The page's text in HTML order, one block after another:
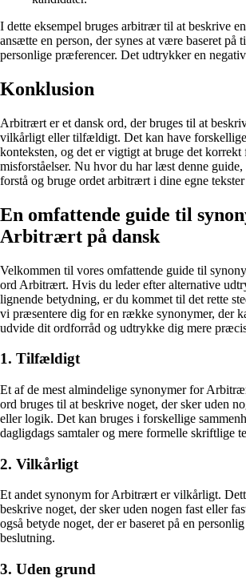
I dette eksempel bruges arbitrær til at beskrive
ansætte en person, der synes at være baseret på
personlige præferencer. Det udtrykker en
Konklusion
Arbitrært er et dansk ord, der bruges til at
vilkårligt eller tilfældigt. Det kan have
konteksten, og det er vigtigt at bruge det korrekt
misforståelser. Nu hvor du har læst denne
forstå og bruge ordet arbitrært i dine egne tekster
En omfattende guide til
Arbitrært på dansk
Velkommen til vores omfattende guide til
ord Arbitrært. Hvis du leder efter alternative
lignende betydning, er du kommet til det rette
vi præsentere dig for en række synonymer, der
udvide dit ordforråd og udtrykke dig mere
1. Tilfældigt
Et af de mest almindelige synonymer for
ord bruges til at beskrive noget, der sker uden
eller logik. Det kan bruges i forskellige
dagligdags samtaler og mere formelle skriftlige
2. Vilkårligt
Et andet synonym for Arbitrært er vilkårligt.
beskrive noget, der sker uden nogen fast eller
også betyde noget, der er baseret på en
beslutning.
3. Uden grund